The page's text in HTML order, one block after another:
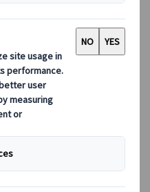
Ineludible
Visita Ineludible